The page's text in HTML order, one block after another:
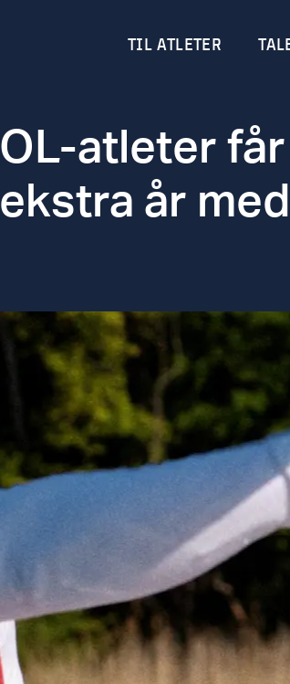
TIL ATLETER
OL-atleter
ekstra år